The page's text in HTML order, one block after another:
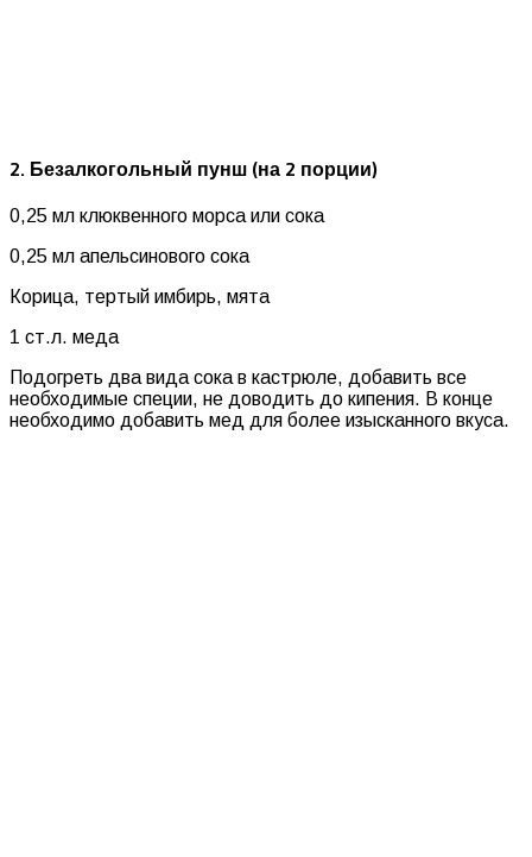
2. Безалкогольный пунш (на 2 порции)
0,25 мл клюквенного морса или сока
0,25 мл апельсинового сока
Корица, тертый имбирь, мята
1 ст.л. меда
Подогреть два вида сока в кастрюле, добавить все
необходимые специи, не доводить до кипения. В конце
необходимо добавить мед для более изысканного вкуса.